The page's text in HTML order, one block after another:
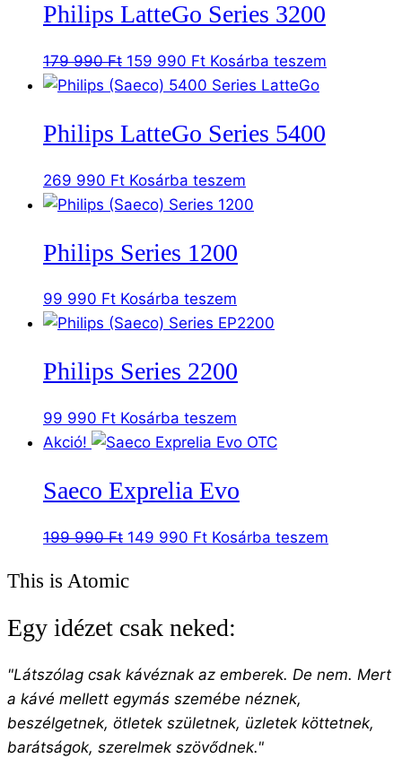
Philips LatteGo Series 3200
179 990Ft Original
price
179
159 990 FtCurrent
price
159
Kosárba teszem
Philips LatteGo Series 5400
269 990 Ft Kosárba teszem
Philips Series 1200
99 990 Ft Kosárba teszem
Philips Series 2200
99 990 Ft Kosárba teszem
Akció!
Saeco Exprelia Evo
199 990Ft Original
was:
990 Ft.
149 990 FtCurrent
990 Ft.
Kosárba teszem
This is Atomic
Egy idézet csak neked:
"Látszólag csak kávéznak az emberek. De nem. Mert
a kávé mellett egymás szemébe néznek,
beszélgetnek, ötletek születnek, üzletek köttetnek,
barátságok, szerelmek szövődnek."